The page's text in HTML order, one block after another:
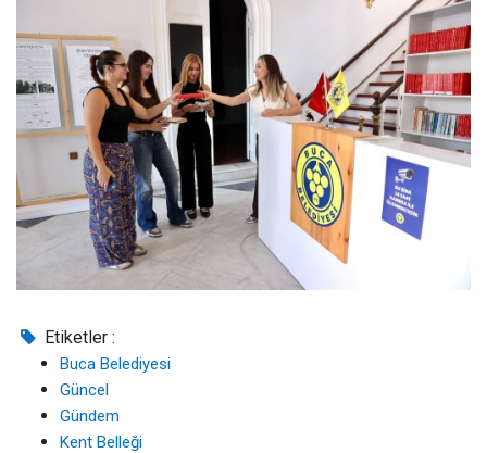
Etiketler :
Buca Belediyesi
Güncel
Gündem
Kent Belleği